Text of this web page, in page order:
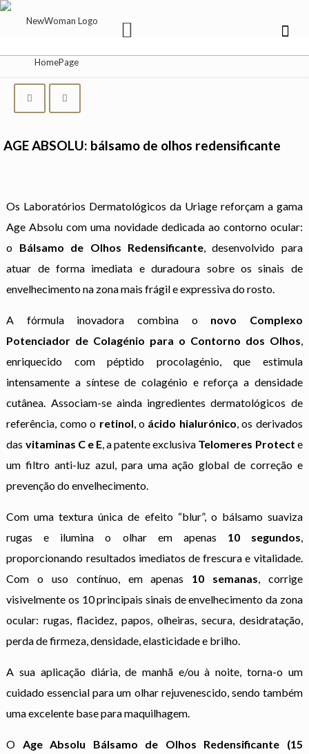
AGE ABSOLU: bálsamo de olhos redensificante
Os Laboratórios Dermatológicos da Uriage reforçam a gama
Age Absolu com uma novidade dedicada ao contorno ocular:
o Bálsamo de Olhos Redensificante, desenvolvido para
atuar de forma imediata e duradoura sobre os sinais de
envelhecimento na zona mais frágil e expressiva do rosto.
A fórmula inovadora combina o
novo Complexo
Potenciador de Colagénio para o Contorno dos Olhos,
enriquecido com péptido procolagénio, que estimula
intensamente a síntese de colagénio e reforça a densidade
cutânea. Associam-se ainda ingredientes dermatológicos de
referência, como o retinol, o ácido hialurónico, os derivados
das vitaminas C e E, a patente exclusiva Telomeres Protect e
um filtro anti-luz azul, para uma ação global de correção e
prevenção do envelhecimento.
Com uma textura única de efeito “blur”, o bálsamo suaviza
rugas e ilumina o olhar em apenas
10 segundos,
proporcionando resultados imediatos de frescura e vitalidade.
Com o uso contínuo, em apenas
10 semanas, corrige
visivelmente os 10 principais sinais de envelhecimento da zona
ocular: rugas, flacidez, papos, olheiras, secura, desidratação,
perda de firmeza, densidade, elasticidade e brilho.
A sua aplicação diária, de manhã e/ou à noite, torna-o um
cuidado essencial para um olhar rejuvenescido, sendo também
uma excelente base para maquilhagem.
O Age Absolu Bálsamo de Olhos Redensificante (15